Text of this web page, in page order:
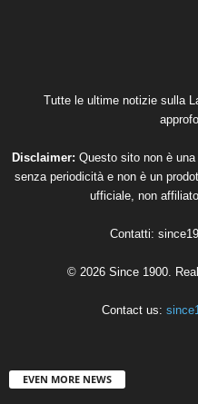
Tutte le ultime notizie sulla
Disclaimer: Questo sito non è
senza periodicità e non è un
ufficiale, non
Contatti:
© 2026 Since 1900.
Contact us:
EVEN MORE NEWS